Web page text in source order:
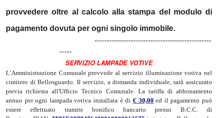
provvedere oltre al calcolo alla stampa del modulo di
pagamento dovuta per ogni singolo immobile.
------------------------------------------------
-----
SERVIZIO LAMPADE VOTIVE
L’Amministrazione Comunale provvede al servizio illuminazione votiva nel
cimitero di Bellosguardo. Il servizio, a domanda individuale, sarà assicurato
previa richiesta all'Ufficio Tecnico Comunale. La tariffa di abbonamento
annuo per ogni lampada votiva installata è di € 30,00 ed il pagamento può
essere effettuato tramite bonifico bancario presso B.C.C. di